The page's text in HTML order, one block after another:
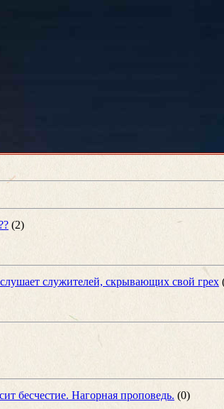
(2)
служителей, скрывающих свой грех
бесчестие. Нагорная проповедь. (0)